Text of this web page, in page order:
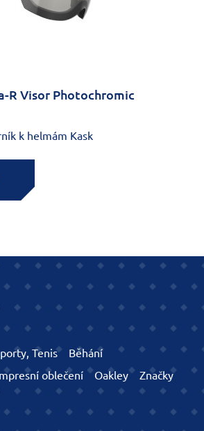
R Visor Photochromic
k helmám Kask
Tenis
Běhání
oblečení Oakley
Značky